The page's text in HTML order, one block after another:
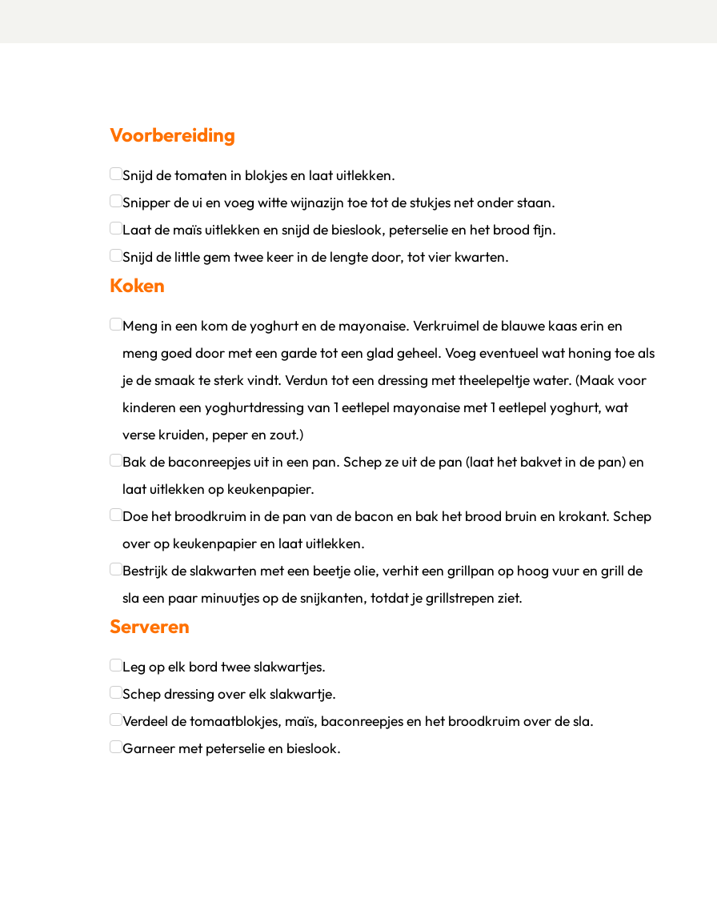
persoon
Voorbereiding
Snijd de tomaten in blokjes en laat uitlekken.
Klik om dit selectievakje aan te vinken
Snipper de ui en voeg witte wijnazijn toe tot de stukjes net onder staan.
Klik om dit selectievakje aan te vinken
Laat de maïs uitlekken en snijd de bieslook, peterselie en het brood fijn.
Klik om dit selectievakje aan te vinken
Snijd de little gem twee keer in de lengte door, tot vier kwarten.
Klik om dit selectievakje aan te vinken
Koken
Meng in een kom de yoghurt en de mayonaise. Verkruimel de blauwe kaas erin en
meng goed door met een garde tot een glad geheel. Voeg eventueel wat honing toe als
je de smaak te sterk vindt. Verdun tot een dressing met theelepeltje water. (Maak voor
kinderen een yoghurtdressing van 1 eetlepel mayonaise met 1 eetlepel yoghurt, wat
verse kruiden, peper en zout.)
Klik om dit selectievakje aan te vinken
Bak de baconreepjes uit in een pan. Schep ze uit de pan (laat het bakvet in de pan) en
laat uitlekken op keukenpapier.
Klik om dit selectievakje aan te vinken
Doe het broodkruim in de pan van de bacon en bak het brood bruin en krokant. Schep
over op keukenpapier en laat uitlekken.
Klik om dit selectievakje aan te vinken
Bestrijk de slakwarten met een beetje olie, verhit een grillpan op hoog vuur en grill de
sla een paar minuutjes op de snijkanten, totdat je grillstrepen ziet.
Klik om dit selectievakje aan te vinken
Serveren
Leg op elk bord twee slakwartjes.
Klik om dit selectievakje aan te vinken
Schep dressing over elk slakwartje.
Klik om dit selectievakje aan te vinken
Verdeel de tomaatblokjes, maïs, baconreepjes en het broodkruim over de sla.
Klik om dit selectievakje aan te vinken
Garneer met peterselie en bieslook.